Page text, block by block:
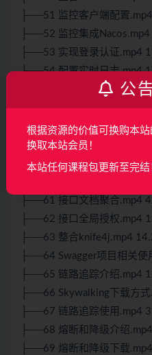
├──51 监控客户端配置
├──52 监控集成
├──53 实现登录认证.mp4
├──54 配置实时日志.mp4
├──55 动态日志级别.mp4
├──56 实现自定义通知
├──57 Admin项目相关使
├──58 系统接口介绍.mp4
├──59 系统接口使用.mp4
├──61 接口文档聚合.mp4
├──62 接口全局授权.mp4
├──63 整合knife4j.mp4
├──64 Swagger项目相关使
├──65 链路追踪介绍.mp4
├──66 Skywalking下载方
├──67 链路追踪使用.mp4
├──68 熔断和降级介绍
├──69 熔断和降级下载
公
根据资源的价值可换购本
换取本站会员！
本站任何课程包更新至完结